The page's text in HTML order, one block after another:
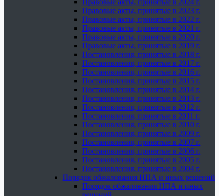
Правовые акты, принятые в 2024 г.
Правовые акты, принятые в 2023 г.
Правовые акты, принятые в 2022 г.
Правовые акты, принятые в 2021 г.
Правовые акты, принятые в 2020 г.
Правовые акты, принятые в 2019 г.
Постановления, принятые в 2018 г.
Постановления, принятые в 2017 г.
Постановления, принятые в 2016 г.
Постановления, принятые в 2015 г.
Постановления, принятые в 2014 г.
Постановления, принятые в 2013 г.
Постановления, принятые в 2012 г.
Постановления, принятые в 2011 г.
Постановления, принятые в 2010 г.
Постановления, принятые в 2009 г.
Постановления, принятые в 2007 г.
Постановления, принятые в 2006 г.
Постановления, принятые в 2005 г.
Постановления, принятые в 2004 г.
Порядок обжалования НПА и иных решений
Порядок обжалования НПА и иных